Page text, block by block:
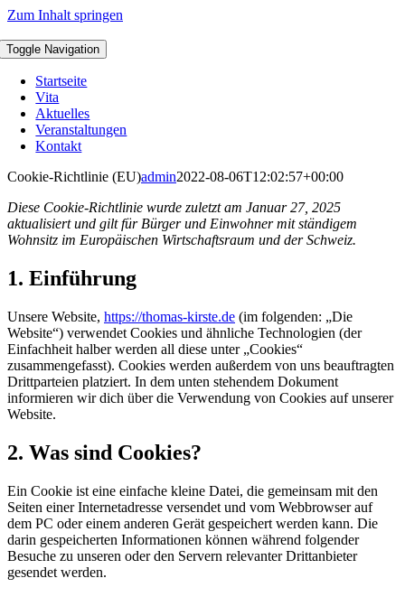
Zum Inhalt springen
Toggle Navigation
Startseite
Vita
Aktuelles
Veranstaltungen
Kontakt
Cookie-Richtlinie (EU)admin2022-08-06T12:02:57+00:00
Diese Cookie-Richtlinie wurde zuletzt am Januar 27, 2025
aktualisiert und gilt für Bürger und Einwohner mit ständigem
Wohnsitz im Europäischen Wirtschaftsraum und der Schweiz.
1. Einführung
Unsere Website, https://thomas-kirste.de (im folgenden: „Die
Website“) verwendet Cookies und ähnliche Technologien (der
Einfachheit halber werden all diese unter „Cookies“
zusammengefasst). Cookies werden außerdem von uns beauftragten
Drittparteien platziert. In dem unten stehendem Dokument
informieren wir dich über die Verwendung von Cookies auf unserer
Website.
2. Was sind Cookies?
Ein Cookie ist eine einfache kleine Datei, die gemeinsam mit den
Seiten einer Internetadresse versendet und vom Webbrowser auf
dem PC oder einem anderen Gerät gespeichert werden kann. Die
darin gespeicherten Informationen können während folgender
Besuche zu unseren oder den Servern relevanter Drittanbieter
gesendet werden.